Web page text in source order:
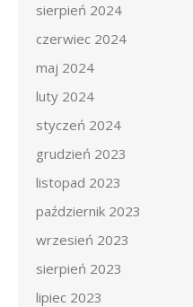
sierpień 2024
czerwiec 2024
maj 2024
luty 2024
styczeń 2024
grudzień 2023
listopad 2023
październik 2023
wrzesień 2023
sierpień 2023
lipiec 2023